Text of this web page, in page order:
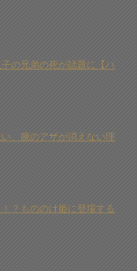
の兄弟の死が話題に【ハ
、腕のアザが消えない理
？もののけ姫に登場する